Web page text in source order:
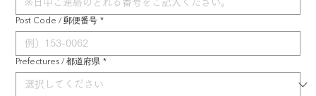
Post Code / 郵便番号 *
Prefectures / 都道府県 *